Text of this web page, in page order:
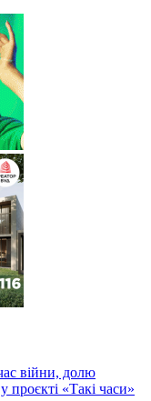
війни, долю
проєкті «Такі часи»